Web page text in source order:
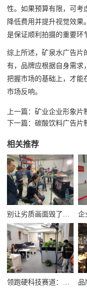
性。如果预算有限，可考
降低费用并提升视觉效
是保证顺利拍摄的重要环
综上所述，矿泉水广告片
有，品牌应根据自身需求
把握市场的基础上，才能
市场反响。
上一篇： 矿业企业形象片
下一篇： 碳酸饮料广告片
相关推荐